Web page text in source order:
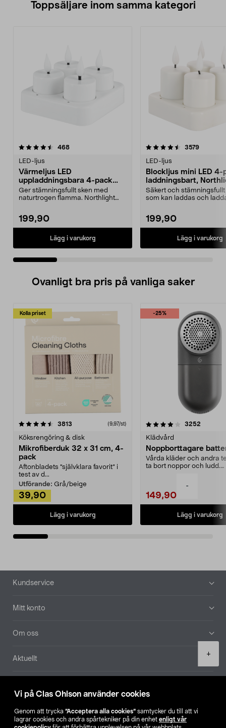
Vi på Clas Ohlson använder cookies
Genom att trycka ”Acceptera alla cookies” samtycker du till att vi
lagrar cookies och andra spårtekniker på din enhet enligt vår
-
+
Toppsäljare inom samma kategori
468recensioner
LED-ljus
Värmeljus LED
uppladdningsbara 4-pack
Northlight
Ger stämningsfullt sken med
naturtrogen flamma. Northlight
199,90
Lägg i varukorg
4.5 av 5 stjärnor 3579
LED-ljus
Blockljus mini LED 4-
laddningsbart,
Säkert och
som kan laddas och
199,90
Lägg i varukorg
4.5 av 5 stjärnor
Ovanligt bra pris på vanliga saker
Kolla priset
3813 (9,97/st)
Köksrengöring & disk
Mikrofiberduk 32 x 31 cm, 4-
pack
Aftonbladets "självklara favorit” i
test av d...
Utförande: Grå/beige
39,90
Lägg i varukorg
-25%
4.0av 5 stjärnor 3252
Klädvård
Noppborttagare
Vårda kläder och andra
ta bort noppor och ludd.
149,90
Lägg i varukorg
4.5av 5 stjärnor
Sidfot
Kundservice
Mitt konto
Om oss
Aktuellt
Hitta butik